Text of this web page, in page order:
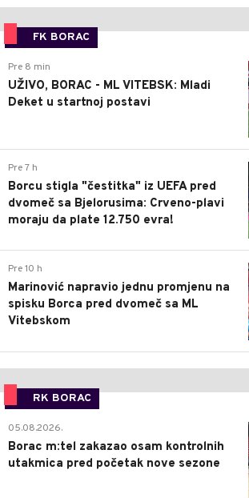
FK BORAC
Pre 8 min
UŽIVO, BORAC - ML VITEBSK: Mladi
Deket u startnoj postavi
Pre 7 h
Borcu stigla "čestitka" iz UEFA pred
dvomeč sa Bjelorusima: Crveno-plavi
moraju da plate 12.750 evra!
Pre 10 h
Marinović napravio jednu promjenu na
spisku Borca pred dvomeč sa ML
Vitebskom
RK BORAC
05.08.2026.
Borac m:tel zakazao osam kontrolnih
utakmica pred početak nove sezone